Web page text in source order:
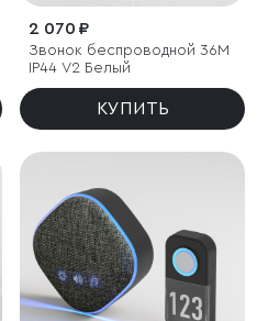
2 070 ₽
Звонок беспроводной 36M
IP44 V2 Белый
КУПИТЬ